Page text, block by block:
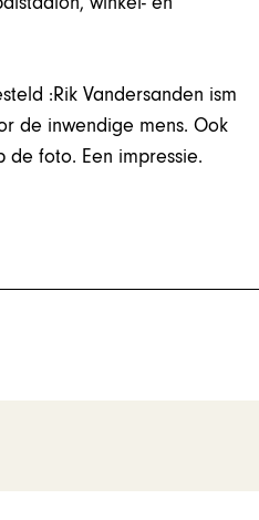
:Rik Vandersanden ism
de inwendige mens. Ook
foto. Een impressie.